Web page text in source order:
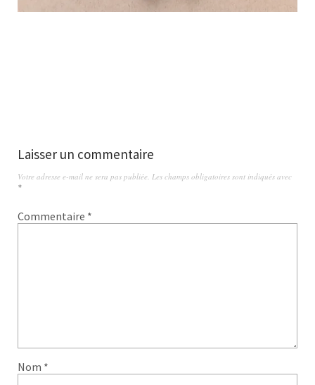
Laisser un commentaire
Votre adresse e-mail ne sera pas publiée. Les champs obligatoires sont indiqués avec
*
Commentaire *
Nom *